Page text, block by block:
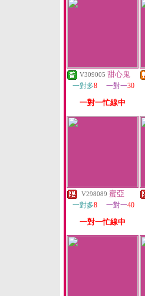
V309005 甜心鬼
一對多8 一對一30
一對一忙線中
V298089 蜜亞
一對多8 一對一40
一對一忙線中